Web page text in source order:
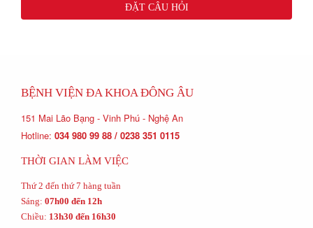
ĐẶT CÂU HỎI
BỆNH VIỆN ĐA KHOA ĐÔNG ÂU
151 Mai Lão Bạng - Vinh Phú - Nghệ An
Hotline: 034 980 99 88 / 0238 351 0115
THỜI GIAN LÀM VIỆC
Thứ 2 đến thứ 7 hàng tuần
Sáng: 07h00 đến 12h
Chiều: 13h30 đến 16h30